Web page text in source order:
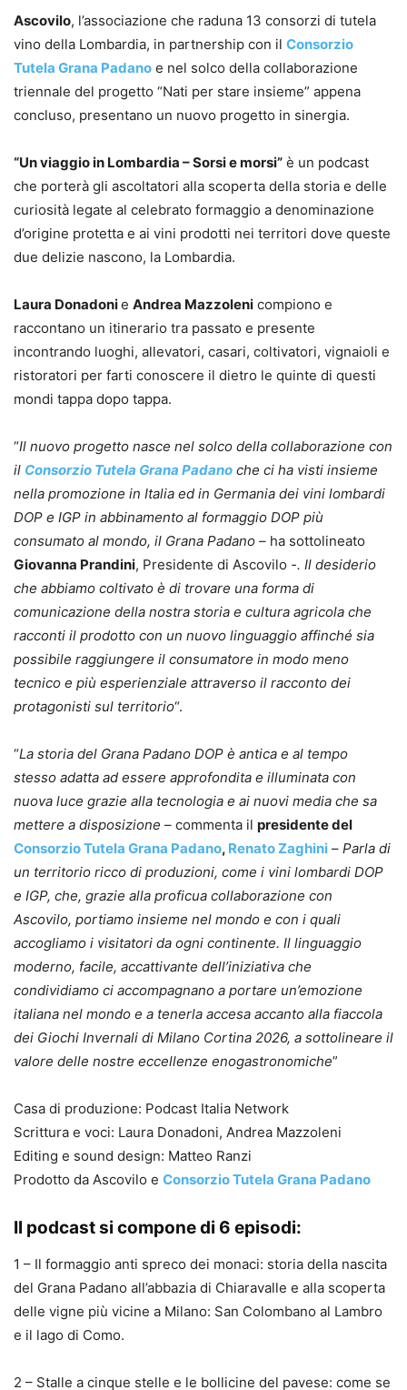
Ascovilo, l’associazione che raduna 13 consorzi di tutela
vino della Lombardia, in partnership con il Consorzio
Tutela Grana Padano e nel solco della collaborazione
triennale del progetto “Nati per stare insieme” appena
concluso, presentano un nuovo progetto in sinergia.
“Un viaggio in Lombardia – Sorsi e morsi” è un podcast
che porterà gli ascoltatori alla scoperta della storia e delle
curiosità legate al celebrato formaggio a denominazione
d’origine protetta e ai vini prodotti nei territori dove queste
due delizie nascono, la Lombardia.
Laura Donadonie Andrea Mazzoleni compiono e
raccontano un itinerario tra passato e presente
incontrando luoghi, allevatori, casari, coltivatori, vignaioli e
ristoratori per farti conoscere il dietro le quinte di questi
mondi tappa dopo tappa.
“Il nuovo progetto nasce nel solco della collaborazione con
il Consorzio Tutela Grana Padano che ci ha visti insieme
nella promozione in Italia ed in Germania dei vini lombardi
DOP e IGP in abbinamento al formaggio DOP più
consumato al mondo, il Grana Padano – ha sottolineato
Giovanna Prandini, Presidente di Ascovilo -. Il desiderio
che abbiamo coltivato è di trovare una forma di
comunicazione della nostra storia e cultura agricola che
racconti il prodotto con un nuovo linguaggio affinché sia
possibile raggiungere il consumatore in modo meno
tecnico e più esperienziale attraverso il racconto dei
protagonisti sul territorio“.
“La storia del Grana Padano DOP è antica e al tempo
stesso adatta ad essere approfondita e illuminata con
nuova luce grazie alla tecnologia e ai nuovi media che sa
mettere a disposizione – commenta il presidente del
Consorzio Tutela Grana Padano, Renato Zaghini – Parla di
un territorio ricco di produzioni, come i vini lombardi DOP
e IGP, che, grazie alla proficua collaborazione con
Ascovilo, portiamo insieme nel mondo e con i quali
accogliamo i visitatori da ogni continente. Il linguaggio
moderno, facile, accattivante dell’iniziativa che
condividiamo ci accompagnano a portare un’emozione
italiana nel mondo e a tenerla accesa accanto alla fiaccola
dei Giochi Invernali di Milano Cortina 2026, a sottolineare il
valore delle nostre eccellenze enogastronomiche”
Casa di produzione: Podcast Italia Network
Scrittura e voci: Laura Donadoni, Andrea Mazzoleni
Editing e sound design: Matteo Ranzi
Prodotto da Ascovilo e Consorzio Tutela Grana Padano
Il podcast si compone di 6 episodi:
1 – Il formaggio anti spreco dei monaci: storia della nascita
del Grana Padano all’abbazia di Chiaravalle e alla scoperta
delle vigne più vicine a Milano: San Colombano al Lambro
e il lago di Como.
2 – Stalle a cinque stelle e le bollicine del pavese: come se